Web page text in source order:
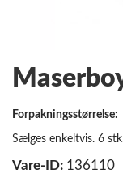
Forpakningsstørrelse:
Sælges enkeltvis. 6
Vare-ID: 136110